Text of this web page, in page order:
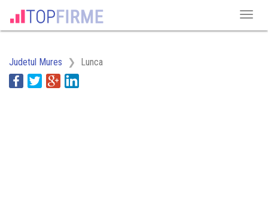
Judetul Mures Lunca